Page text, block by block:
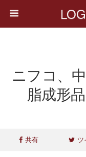
ニフコ、
脂成形
共有 ツ